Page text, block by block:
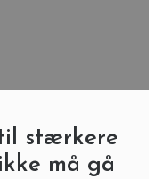
stærkere
må gå